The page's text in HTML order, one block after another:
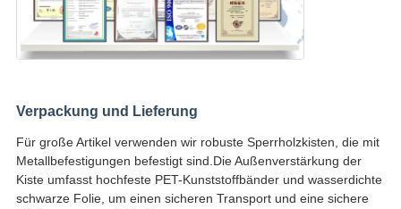
Verpackung und Lieferung
Für große Artikel verwenden wir robuste Sperrholzkisten, die mit
Metallbefestigungen befestigt sind.Die Außenverstärkung der
Kiste umfasst hochfeste PET-Kunststoffbänder und wasserdichte
schwarze Folie, um einen sicheren Transport und eine sichere